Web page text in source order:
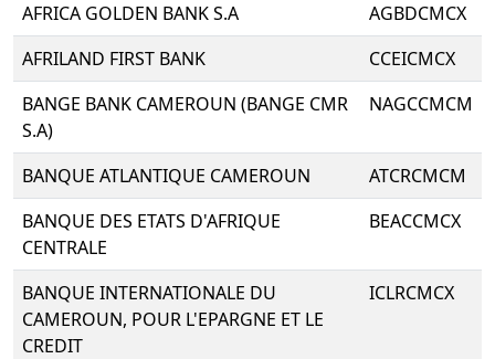
AFRICA GOLDEN BANK S.A
AGBDCMCX
AFRILAND FIRST BANK
CCEICMCX
BANGE BANK CAMEROUN (BANGE CMR
S.A)
NAGCCMCM
BANQUE ATLANTIQUE CAMEROUN
ATCRCMCM
BANQUE DES ETATS D'AFRIQUE
CENTRALE
BEACCMCX
BANQUE INTERNATIONALE DU
CAMEROUN, POUR L'EPARGNE ET LE
CREDIT
ICLRCMCX